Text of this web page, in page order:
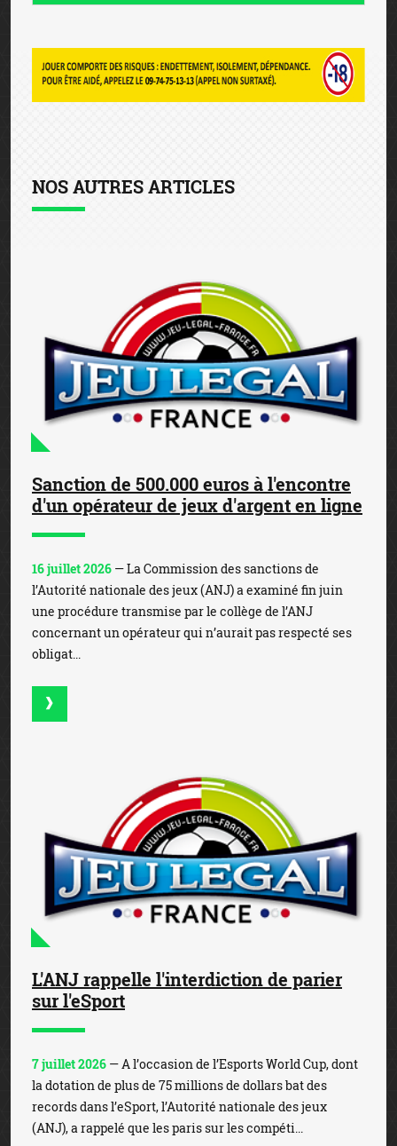
NOS AUTRES ARTICLES
Sanction de 500.000 euros à l'encontre
d'un opérateur de jeux d'argent en ligne
16 juillet 2026 — La Commission des sanctions de
l’Autorité nationale des jeux (ANJ) a examiné fin juin
une procédure transmise par le collège de l’ANJ
concernant un opérateur qui n’aurait pas respecté ses
obligat...
L'ANJ rappelle l'interdiction de parier
sur l'eSport
7 juillet 2026 — A l’occasion de l’Esports World Cup, dont
la dotation de plus de 75 millions de dollars bat des
records dans l’eSport, l’Autorité nationale des jeux
(ANJ), a rappelé que les paris sur les compéti...